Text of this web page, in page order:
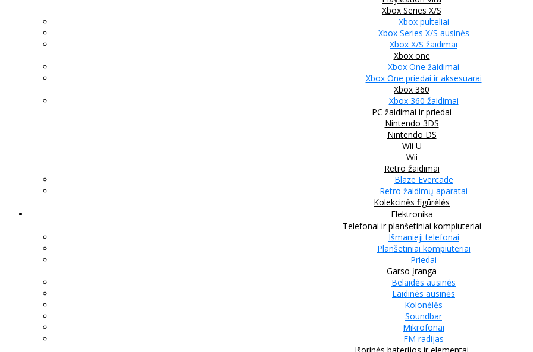
Xbox Series X/S
Xbox pulteliai
Xbox Series X/S ausinės
Xbox X/S žaidimai
Xbox one
Xbox One žaidimai
Xbox One priedai ir aksesuarai
Xbox 360
Xbox 360 žaidimai
PC žaidimai ir priedai
Nintendo 3DS
Nintendo DS
Wii U
Wii
Retro žaidimai
Blaze Evercade
Retro žaidimų aparatai
Kolekcinės figūrėlės
Elektronika
Telefonai ir planšetiniai kompiuteriai
Išmanieji telefonai
Planšetiniai kompiuteriai
Priedai
Garso įranga
Belaidės ausinės
Laidinės ausinės
Kolonėlės
Soundbar
Mikrofonai
FM radijas
Išorinės baterijos ir elementai